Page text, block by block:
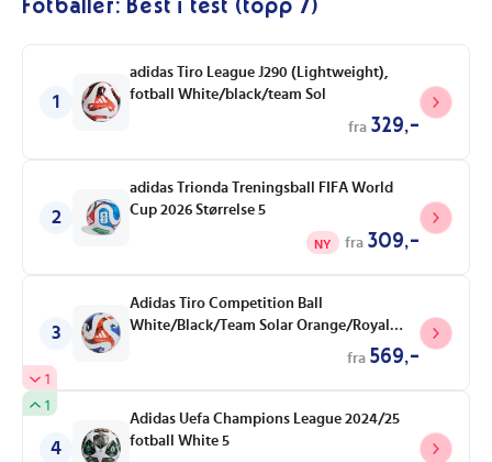
Fotballer: Best i test (topp 7)
1
adidas Tiro League J290 (Lightweight),
fotball White/black/team Sol
fra 329,-
2
adidas Trionda Treningsball FIFA World
Cup 2026 Størrelse 5
NY fra 309,-
1
3
Adidas Tiro Competition Ball
White/Black/Team Solar Orange/Royal
fra 569,-
1
4
Adidas Uefa Champions League 2024/25
fotball White 5